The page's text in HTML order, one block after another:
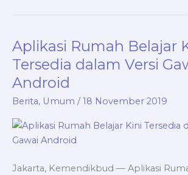
Aplikasi Rumah Belajar
Tersedia dalam Versi
Android
Berita, Umum /18 November 2019
Jakarta, Kemendikbud — Aplikasi
Aplikasi
Rumah
Belajar
Kini
Tersedia
dalam
Versi
Gawai